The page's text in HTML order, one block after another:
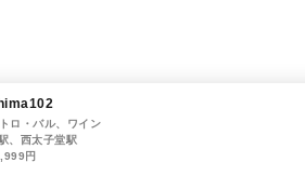
ロ・バル、ワイン
、西太子堂駅
円